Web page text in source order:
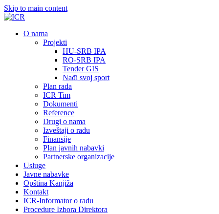
Skip to main content
О nama
Projekti
HU-SRB IPA
RO-SRB IPA
Tender GIS
Nađi svoj sport
Plan rada
ICR Tim
Dokumenti
Reference
Drugi o nama
Izveštaji o radu
Finansije
Plan javnih nabavki
Partnerske organizacije
Usluge
Javne nabavke
Opština Kanjiža
Kontakt
ICR-Informator o radu
Procedure Izbora Direktora